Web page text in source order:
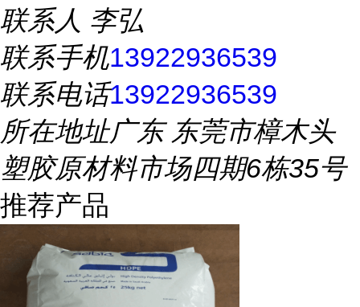
联系人 李弘
联系手机13922936539
联系电话13922936539
所在地址广东 东莞市樟木头
塑胶原材料市场四期6栋35号
推荐产品